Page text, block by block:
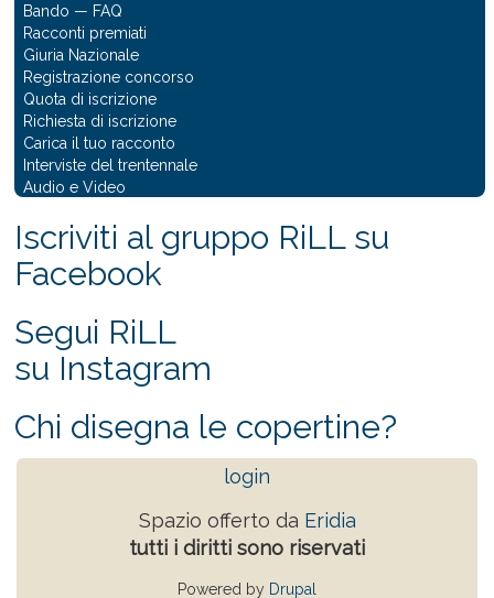
Bando — FAQ
Racconti premiati
Giuria Nazionale
Registrazione concorso
Quota di iscrizione
Richiesta di iscrizione
Carica il tuo racconto
Interviste del trentennale
Audio e Video
Iscriviti al gruppo RiLL su
Facebook
Segui RiLL
su Instagram
Chi disegna le copertine?
login
Spazio offerto da Eridia
tutti i diritti sono riservati
Powered by Drupal